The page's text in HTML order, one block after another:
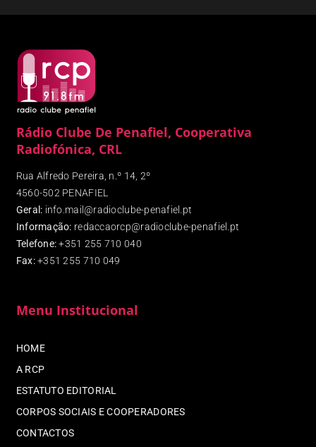
Rádio Clube De Penafiel, Cooperativa
Radiofónica, CRL
Rua Alfredo Pereira, n.º 14, 2º
4560-502 PENAFIEL
Geral: info.mail@radioclube-penafiel.pt
Informação: redaccaorcp@radioclube-penafiel.pt
Telefone: +351 255 710 040
Fax:+351 255 710 049
Menu Institucional
HOME
A RCP
ESTATUTO EDITORIAL
CORPOS SOCIAIS E COOPERADORES
CONTACTOS